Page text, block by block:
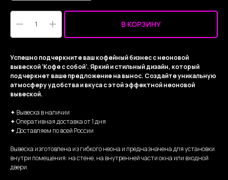
В КОРЗИНУ
Успешно подчеркните ваш кофейный бизнес с неоновой
вывеской 'Кофе с собой'. Яркий и стильный дизайн, который
подчеркнет ваше предложение на вынос. Создайте уникальную
атмосферу удобства и вкуса с этой эффектной неоновой
вывеской.
✦ Вывеска в наличии
✦ Оперативная доставка от 1 дня
✦ Доставляем по всей России
Вывеска изготовлена из гибкого неона и предназначена для установки
внутри помещения: на стене, на внутренней части окна или входной
двери.